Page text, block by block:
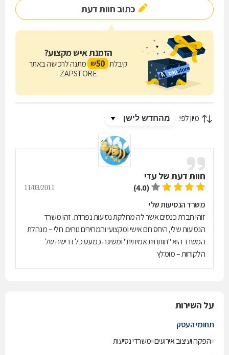
כתוב חוות דעת
הזמנת איש מקצוע?
קיבלת 50
₪ מתנה לרכישה באתר
ZAPSTORE
מיון לפי:
חוות דעת של עדי
(4.0)
11/03/2011
משרד הנסיעות שלי
זוהי חברת כנסים אשר לה מחלקת נסיעות נפרדת. זהו משרד
הנסיעות שלי, היחס חם אישי ומקצועי והמחירים נוחים. חלי – מנהלת
המשרד היא "תותחית אמיתית" ומשיגה כמעט כל דרישה של
הלקוחות – מומלץ
על השירות
תחומי העסק
הפקה ועיצוב אירועים משרדי נסיעות